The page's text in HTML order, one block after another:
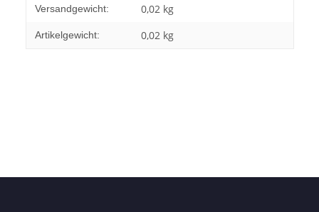
Produkteigenschaft
Wert
Versandgewicht: 0,02 kg
Artikelgewicht: 0,02 kg